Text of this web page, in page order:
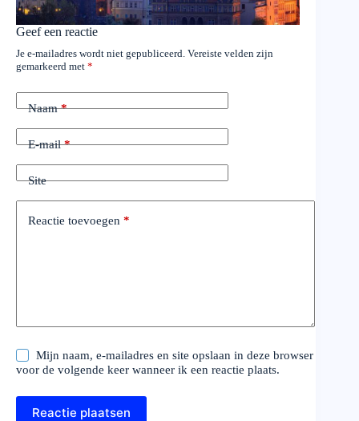
Geef een reactie
Je e-mailadres wordt niet gepubliceerd. Vereiste velden zijn
gemarkeerd met *
Naam*
E-mail*
Site
Reactie toevoegen *
Mijn naam, e-mailadres en site opslaan in deze browser
voor de volgende keer wanneer ik een reactie plaats.
Reactie plaatsen